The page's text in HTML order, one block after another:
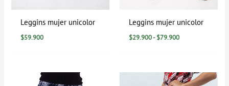
Leggins mujer unicolor
$59.900
Leggins mujer unicolor
$29.900- $79.900
Rango